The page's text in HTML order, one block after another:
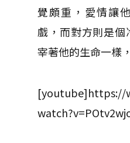
覺頗重，愛情讓
戲，而對方則是
宰著他的生命一樣
[youtube]https://